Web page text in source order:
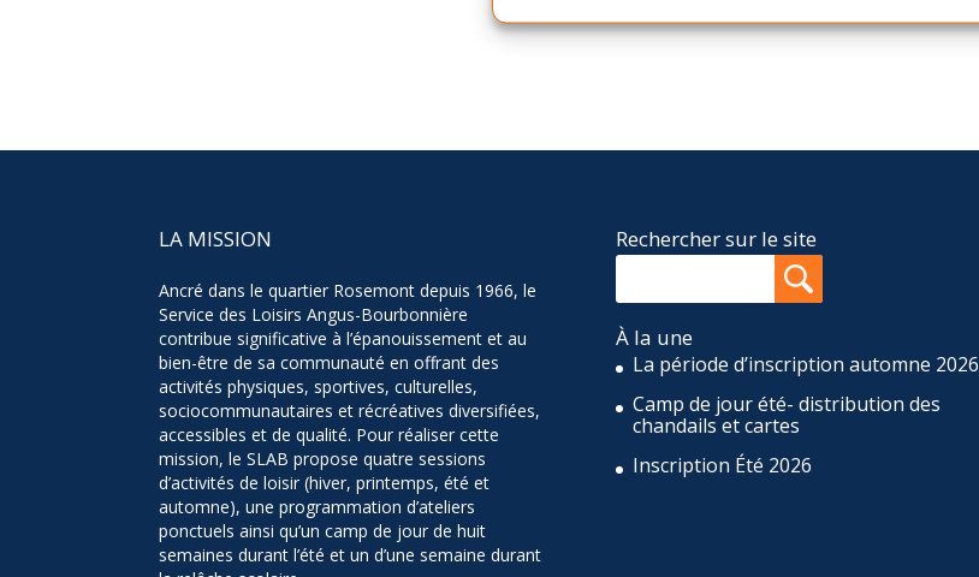
LA MISSION
Ancré dans le quartier Rosemont depuis 1966, le
Service des Loisirs Angus-Bourbonnière
contribue significative à l’épanouissement et au
bien-être de sa communauté en offrant des
activités physiques, sportives, culturelles,
sociocommunautaires et récréatives diversifiées,
accessibles et de qualité. Pour réaliser cette
mission, le SLAB propose quatre sessions
d’activités de loisir (hiver, printemps, été et
automne), une programmation d’ateliers
ponctuels ainsi qu’un camp de jour de huit
semaines durant l’été et un d’une semaine durant
Rechercher sur le site
À la une
La période d’inscription automne 2026
Camp de jour été- distribution des
chandails et cartes
Inscription Été 2026